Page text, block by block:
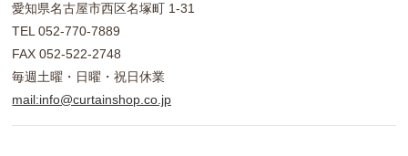
愛知県名古屋市西区名塚町 1-31
TEL 052-770-7889
FAX 052-522-2748
毎週土曜・日曜・祝日休業
mail:info@curtainshop.co.jp